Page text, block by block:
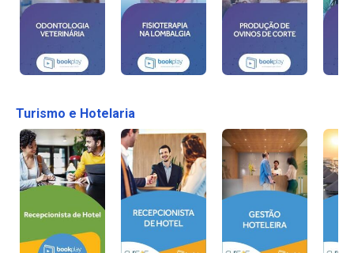
Turismo e Hotelaria